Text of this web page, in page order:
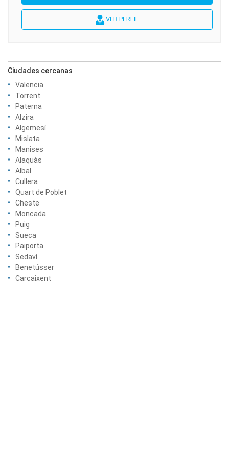
VER PERFIL
Ciudades cercanas
Valencia
Torrent
Paterna
Alzira
Algemesí
Mislata
Manises
Alaquàs
Albal
Cullera
Quart de Poblet
Cheste
Moncada
Puig
Sueca
Paiporta
Sedaví
Benetússer
Carcaixent